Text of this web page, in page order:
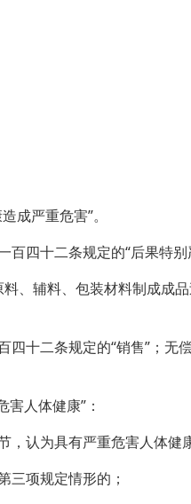
严重危害”。
四十二条规定的“后果特别
辅料、包装材料制成成品
十二条规定的“销售”；无
人体健康”：
认为具有严重危害人体健
项规定情形的；